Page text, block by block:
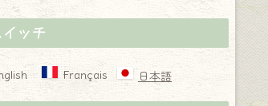
ッチ
Français 日本語